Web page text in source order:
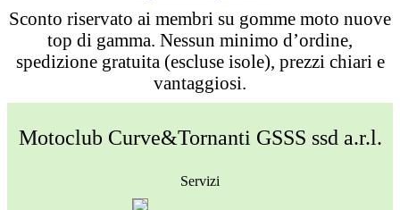
Sconto riservato ai membri su gomme moto nuove
top di gamma. Nessun minimo d’ordine,
spedizione gratuita (escluse isole), prezzi chiari e
vantaggiosi.
Motoclub Curve&Tornanti GSSS ssd a.r.l.
Servizi